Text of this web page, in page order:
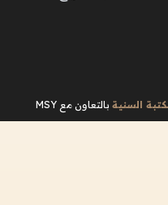
السنية بالتعاون مع MSY